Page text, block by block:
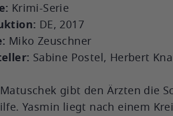
Krimi-Serie
DE, 2017
Miko Zeuschner
Sabine Postel, Herbert
gibt den Ärzten die
Yasmin liegt nach einem